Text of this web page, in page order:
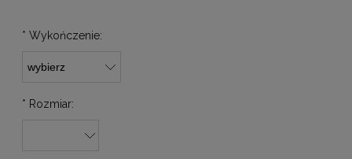
* Wykończenie:
* Rozmiar: